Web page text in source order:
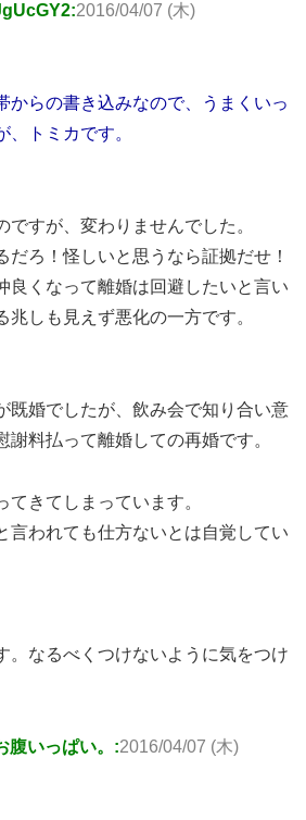
2016/04/07 (木)
からの書き込みなので、うまくいっ
トミカです。
ですが、変わりませんでした。
だろ！怪しいと思うなら証拠だせ！
良くなって離婚は回避したいと言い
兆しも見えず悪化の一方です。
既婚でしたが、飲み会で知り合い意
謝料払って離婚しての再婚です。
てきてしまっています。
言われても仕方ないとは自覚してい
。なるべくつけないように気をつけ
腹いっぱい。:2016/04/07 (木)